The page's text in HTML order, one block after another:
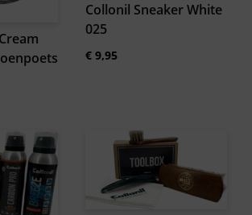
Collonil Sneaker White
025
€9,95